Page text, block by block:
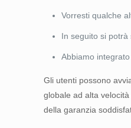
Vorresti qualche
In seguito si potrà
Abbiamo
Gli utenti possono
globale ad alta
della garanzia